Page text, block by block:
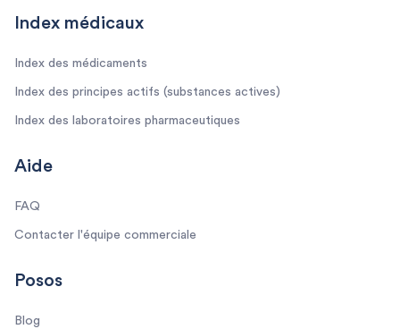
Index médicaux
Index des médicaments
Index des principes actifs (substances actives)
Index des laboratoires pharmaceutiques
Aide
FAQ
Contacter l'équipe commerciale
Posos
Blog